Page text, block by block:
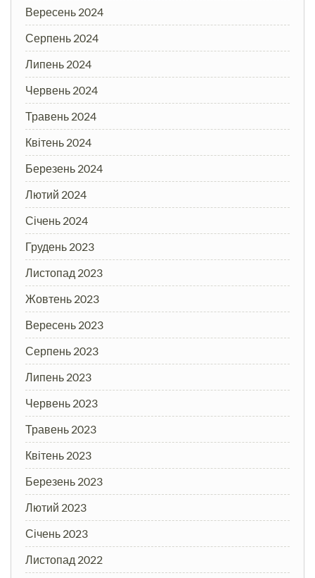
Вересень 2024
Серпень 2024
Липень 2024
Червень 2024
Травень 2024
Квітень 2024
Березень 2024
Лютий 2024
Січень 2024
Грудень 2023
Листопад 2023
Жовтень 2023
Вересень 2023
Серпень 2023
Липень 2023
Червень 2023
Травень 2023
Квітень 2023
Березень 2023
Лютий 2023
Січень 2023
Листопад 2022